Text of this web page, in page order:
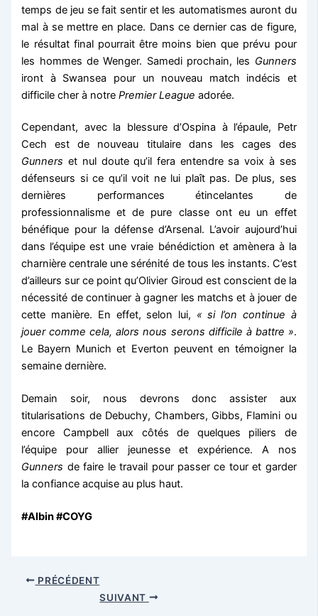
temps de jeu se fait sentir et les automatismes auront du
mal à se mettre en place. Dans ce dernier cas de figure,
le résultat final pourrait être moins bien que prévu pour
les hommes de Wenger. Samedi prochain, les Gunners
iront à Swansea pour un nouveau match indécis et
difficile cher à notre Premier League adorée.
Cependant, avec la blessure d’Ospina à l’épaule, Petr
Cech est de nouveau titulaire dans les cages des
Gunners et nul doute qu’il fera entendre sa voix à ses
défenseurs si ce qu’il voit ne lui plaît pas. De plus, ses
dernières performances étincelantes de
professionnalisme et de pure classe ont eu un effet
bénéfique pour la défense d’Arsenal. L’avoir aujourd’hui
dans l’équipe est une vraie bénédiction et amènera à la
charnière centrale une sérénité de tous les instants. C’est
d’ailleurs sur ce point qu’Olivier Giroud est conscient de la
nécessité de continuer à gagner les matchs et à jouer de
cette manière. En effet, selon lui, « si l’on continue à
jouer comme cela, alors nous serons difficile à battre ».
Le Bayern Munich et Everton peuvent en témoigner la
semaine dernière.
Demain soir, nous devrons donc assister aux
titularisations de Debuchy, Chambers, Gibbs, Flamini ou
encore Campbell aux côtés de quelques piliers de
l’équipe pour allier jeunesse et expérience. A nos
Gunners de faire le travail pour passer ce tour et garder
la confiance acquise au plus haut.
#Albin #COYG
PRÉCÉDENT
SUIVANT